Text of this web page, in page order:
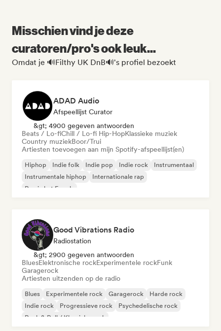
Misschien vind je deze
curatoren/pro's ook leuk...
Omdat je 🔊Filthy UK DnB🔊's profiel bezoekt
ADAD Audio
Afspeellijst Curator
&gt; 4900 gegeven antwoorden
Beats / Lo-fiChill / Lo-fi Hip-HopKlassieke muziek
Country muziekBoor/Trui
Artiesten toevoegen aan mijn Spotify-afspeellijst(en)
Hiphop Indie folk Indie pop Indie rock
Instrumentaal
Instrumentale hiphop
Internationale rap
Rap in het Engels
Good Vibrations Radio
Radiostation
&gt; 2900 gegeven antwoorden
BluesElektronische rockExperimentele rockFunk
Garagerock
Artiesten uitzenden op de radio
Blues Experimentele rock Garagerock
Harde rock
Indie rock
Progressieve rock
Psychedelische rock
Rock & Roll / Klassieke rock